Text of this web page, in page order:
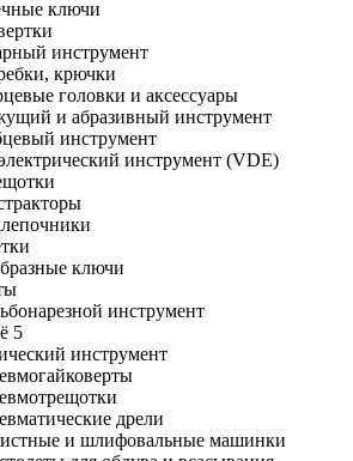
ключи
инструмент
крючки
головки и аксессуары
и абразивный инструмент
инструмент
инструмент (VDE)
ключи
инструмент
5
инструмент
дрели
и шлифовальные машинки